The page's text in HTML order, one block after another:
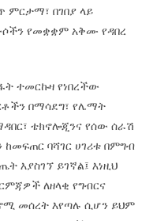
ምርታማ፣ በገበያ ላይ
የመቋቋም አቅሙ የዳበረ
ተመርኩዛ የነበረችው
በማሳደግ፣ የሌማት
ቴክኖሎጂንና የሰው ሰራሽ
ባሻገር ሀገሪቱ በምግብ
እያስገኘ ይገኛል፤ እነዚህ
ለዘላቂ የግብርና
መሰረት እየጣሉ ሲሆን ይህም